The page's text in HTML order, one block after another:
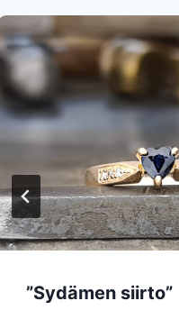
”Sydämen siirto”